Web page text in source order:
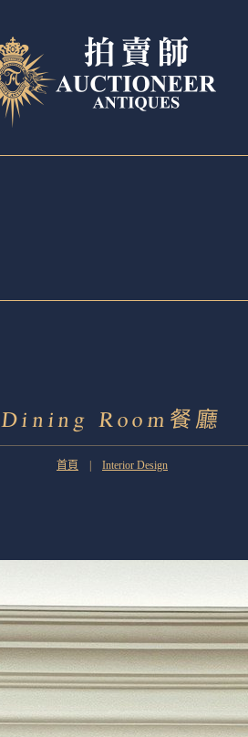
Dining Room餐廳
首頁 Interior Design